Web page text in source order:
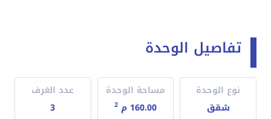
تفاصيل الوحدة
نوع الوحدة
شقق
مساحة الوحدة
160.00 م
2
عدد الغرف
3